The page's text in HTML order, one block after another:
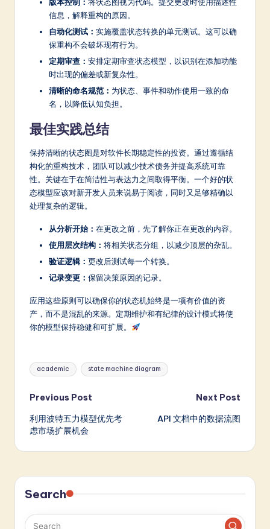
信息，解释重构的原因。
自动化测试： 实施覆盖状态转换的单元测试。这可以确
保重构不会破坏现有行为。
定期审查： 安排定期审查状态模型，以识别在添加功能
时出现的偏差或新复杂性。
清晰的命名规范： 为状态、事件和动作使用一致的命
名，以降低认知负担。
最佳实践总结
保持清晰的状态图是对软件长期稳定性的投资。通过遵循结
构化的重构技术，团队可以减少技术债务并提高系统可靠
性。关键在于在简洁性与表达力之间取得平衡。一个好的状
态模型应该对新开发人员来说易于阅读，同时又足够精确以
处理复杂的逻辑。
从分析开始： 在更改之前，先了解你正在更改的内容。
使用层次结构： 将相关状态分组，以减少顶层的杂乱。
验证逻辑： 更改后测试每一个转换。
记录变更： 保留决策原因的记录。
应用这些原则可以确保你的状态机始终是一项有价值的资
产，而不是混乱的来源。定期维护和有纪律的设计模式将使
你的模型保持稳健和可扩展。
Tags:
academic state machine diagram
Post
navigation
Previous Post
利用波特五力模型优先考
虑市场扩展机会
Next Post
API 文档中的数据流图
Search